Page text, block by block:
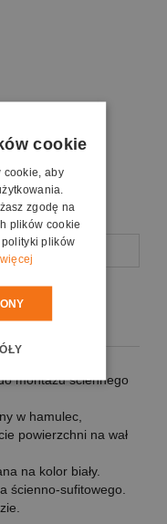
montażu ściennego
w hamulec,
powierzchni na wał
na kolor biały.
ścienno-sufitowego.
cookie
cookie, aby
zgodę na
plików cookie
plików